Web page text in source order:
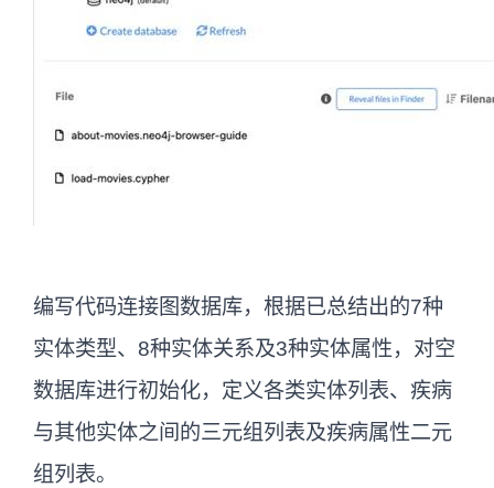
编写代码连接图数据库，根据已总结出的7种
实体类型、8种实体关系及3种实体属性，对空
数据库进行初始化，定义各类实体列表、疾病
与其他实体之间的三元组列表及疾病属性二元
组列表。